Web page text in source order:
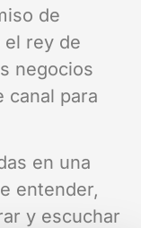
de
el rey de
negocios
canal para
en una
entender,
y escuchar